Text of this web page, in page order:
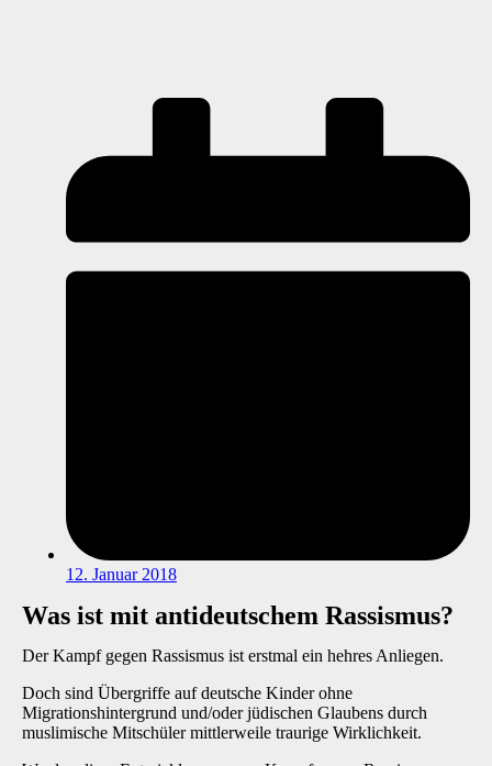
12. Januar 2018
Was ist mit antideutschem Rassismus?
Der Kampf gegen Rassismus ist erstmal ein hehres Anliegen.
Doch sind Übergriffe auf deutsche Kinder ohne
Migrationshintergrund und/oder jüdischen Glaubens durch
muslimische Mitschüler mittlerweile traurige Wirklichkeit.